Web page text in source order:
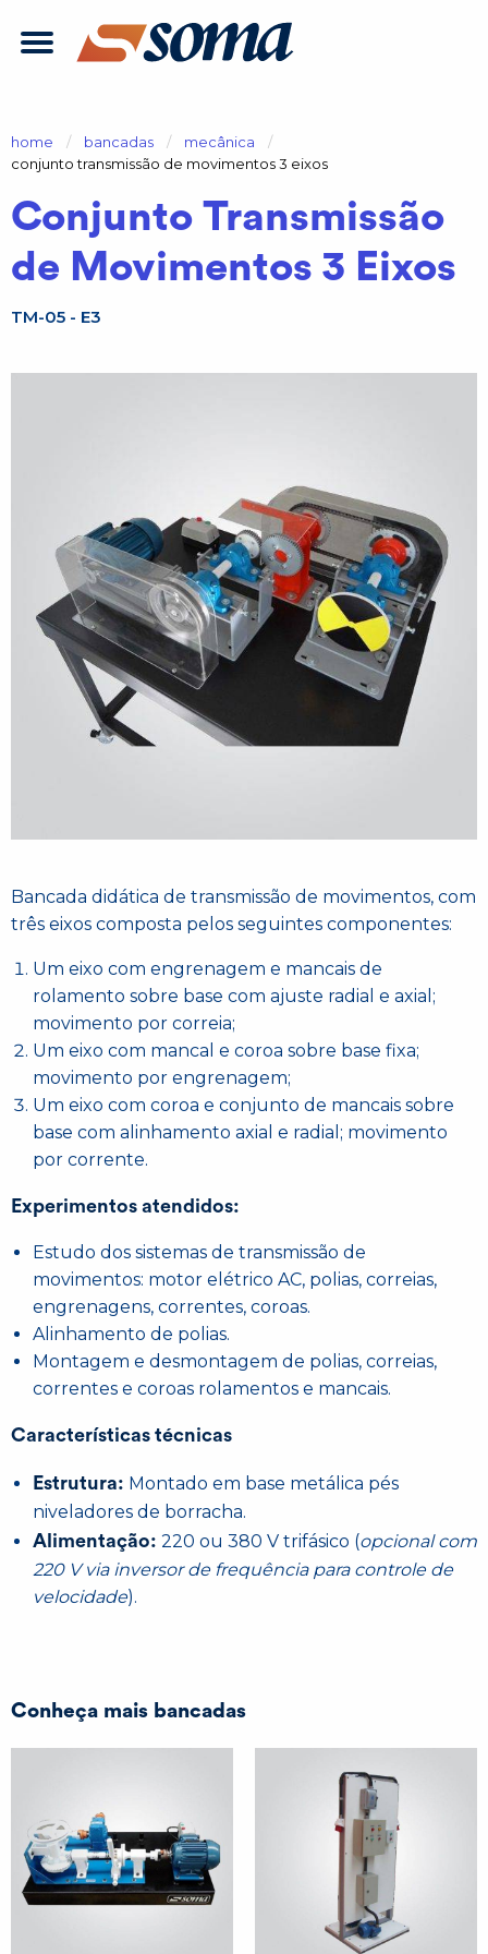
home bancadas
mecânica
atual:
conjunto transmissão de movimentos 3 eixos
Conjunto Transmissão
de Movimentos 3 Eixos
TM-05 - E3
Bancada didática de transmissão de movimentos, com
três eixos composta pelos seguintes componentes:
Um eixo com engrenagem e mancais de
rolamento sobre base com ajuste radial e axial;
movimento por correia;
Um eixo com mancal e coroa sobre base fixa;
movimento por engrenagem;
Um eixo com coroa e conjunto de mancais sobre
base com alinhamento axial e radial; movimento
por corrente.
Experimentos atendidos:
Estudo dos sistemas de transmissão de
movimentos: motor elétrico AC, polias, correias,
engrenagens, correntes, coroas.
Alinhamento de polias.
Montagem e desmontagem de polias, correias,
correntes e coroas rolamentos e mancais.
Características técnicas
Estrutura: Montado em base metálica pés
niveladores de borracha.
Alimentação: 220 ou 380 V trifásico (opcional com
220 V via inversor de frequência para controle de
velocidade).
Conheça mais bancadas